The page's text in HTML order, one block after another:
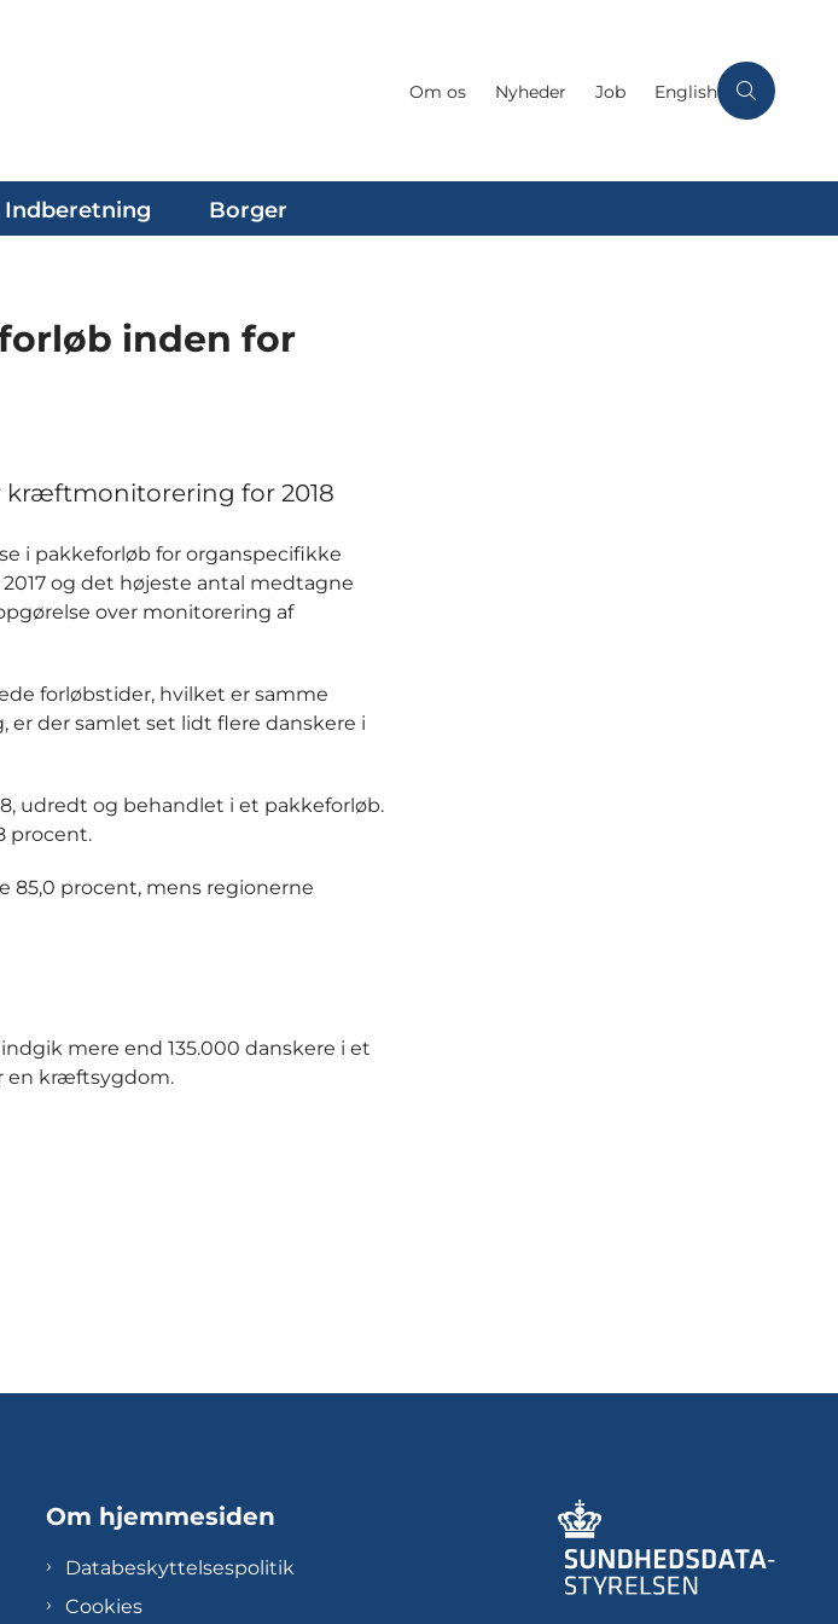
Om os Nyheder Job English
Indberetning Borger
inden for
kræftmonitorering for 2018
i pakkeforløb for organspecifikke
og det højeste antal medtagne
over monitorering af
forløbstider, hvilket er samme
der samlet set lidt flere danskere i
udredt og behandlet i et pakkeforløb.
procent.
85,0 procent, mens regionerne
mere end 135.000 danskere i et
en kræftsygdom.
Om hjemmesiden
Databeskyttelsespolitik
Cookies